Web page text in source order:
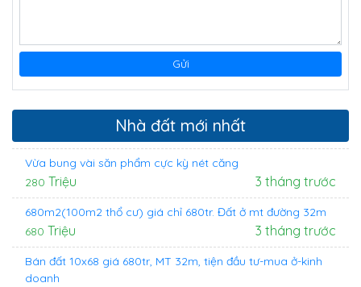
Nhà đất mới nhất
Vừa bung vài săn phẩm cực kỳ nét căng
280 Triệu 3 tháng trước
680m2(100m2 thổ cư) giá chỉ 680tr. Đất ở mt đường 32m
680 Triệu 3 tháng trước
Bán đất 10x68 giá 680tr, MT 32m, tiện đầu tư-mua ở-kinh
doanh